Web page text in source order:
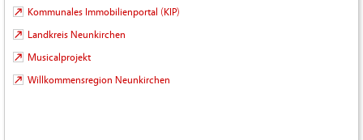
Kommunales Immobilienportal (KIP)
Landkreis Neunkirchen
Musicalprojekt
Willkommensregion Neunkirchen